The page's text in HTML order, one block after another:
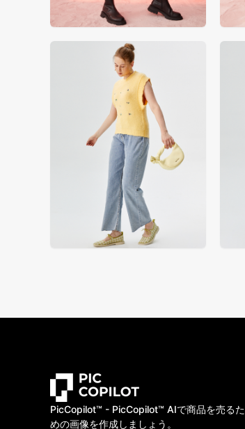
PicCopilot™️ - PicCopilot™️ AIで商品を売るた
めの画像を作成しましょう。